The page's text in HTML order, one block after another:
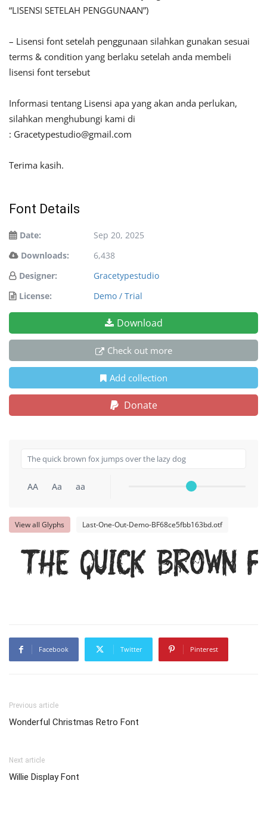
“LISENSI SETELAH PENGGUNAAN”)
– Lisensi font setelah penggunaan silahkan gunakan sesuai
terms & condition yang berlaku setelah anda membeli
lisensi font tersebut
Informasi tentang Lisensi apa yang akan anda perlukan,
silahkan menghubungi kami di
: Gracetypestudio@gmail.com
Terima kasih.
Font Details
Date:
Sep 20, 2025
Downloads:
6,438
Designer:
Gracetypestudio
License:
Demo / Trial
Download
Check out more
Add collection
Donate
AA Aa aa
View all Glyphs Last-One-Out-Demo-BF68ce5fbb163bd.otf
The quick brown
Facebook Twitter Pinterest
Previous article
Wonderful Christmas Retro Font
Next article
Willie Display Font